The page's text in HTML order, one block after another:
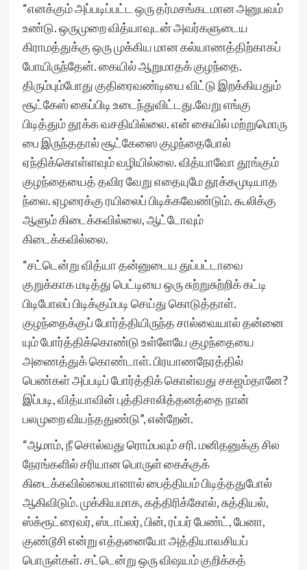
“எனக்கும் அப்படிப்பட்ட ஒரு தர்மசங்கடமான அனுபவம்
உண்டு. ஒருமுறை வித்யாவுடன் அவர்களுடைய
கிராமத்துக்கு ஒரு முக்கிய மான கல்யாணத்திற்காகப்
போயிருந்தேன். கையில் ஆறுமாதக் குழந்தை.
திரும்பும்போது குதிரைவண்டியை விட்டு இறக்கியதும்
சூட்கேஸ் கைப்பிடி உடைந்துவிட்டது.வேறு எங்கு
பிடித்தும் தூக்க வசதியில்லை. என் கையில் மற்றுமொரு
பை இருந்ததால் சூட்கேஸை குழந்தைபோல்
ஏந்திக்கொள்ளவும் வழியில்லை. வித்யாவோ தூங்கும்
குழந்தையைத் தவிர வேறு எதையுமே தூக்கமுடியாத
ந்லை. ஏழரைக்கு ரயிலைப் பிடிக்கவேண்டும். கூலிக்கு
ஆளும் கிடைக்கவில்லை, ஆட்டோவும்
கிடைக்கவில்லை.
“சட்டென்று வித்யா தன்னுடைய துப்பட்டாவை
குறுக்காக மடித்து பெட்டியை ஒரு சுற்றுசுற்றிக் கட்டி
பிடிபோலப் பிடிக்கும்படி செய்து கொடுத்தாள்.
குழந்தைக்குப் போர்த்தியிருந்த சால்வையால் தன்னை
யும் போர்த்திக்கொண்டு உள்ளேயே குழந்தையை
அணைத்துக் கொண்டாள். பிரயாணநேரத்தில்
பெண்கள் அப்படிப் போர்த்திக் கொள்வது சகஜம்தானே?
இப்படி, வித்யாவின் புத்திசாலித்தனத்தை நான்
பலமுறை வியந்ததுண்டு”, என்றேன்.
“ஆமாம், நீ சொல்வது ரொம்பவும் சரி. மனிதனுக்கு சில
நேரங்களில் சரியான பொருள் கைக்குக்
கிடைக்கவில்லையானால் பைத்தியம் பிடித்ததுபோல்
ஆகிவிடும். முக்கியமாக, கத்திரிக்கோல், சுத்தியல்,
ஸ்க்ரூட்ரைவர், ஸ்டாப்லர், பின், ரப்பர் பேண்ட், பேனா,
குண்டூசி என்று எத்தனையோ அத்தியாவசியப்
பொருள்கள். சட்டென்று ஒரு விஷயம் குறிக்கத்